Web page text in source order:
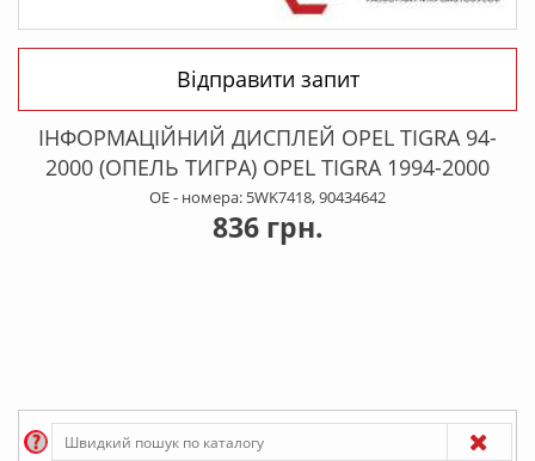
Відправити запит
ІНФОРМАЦІЙНИЙ ДИСПЛЕЙ OPEL TIGRA 94-
2000 (ОПЕЛЬ ТИГРА) OPEL TIGRA 1994-2000
OE - номера: 5WK7418, 90434642
836 грн.